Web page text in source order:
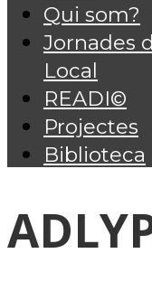
Qui som?
Jornades
Local
READI©
Projectes
Biblioteca